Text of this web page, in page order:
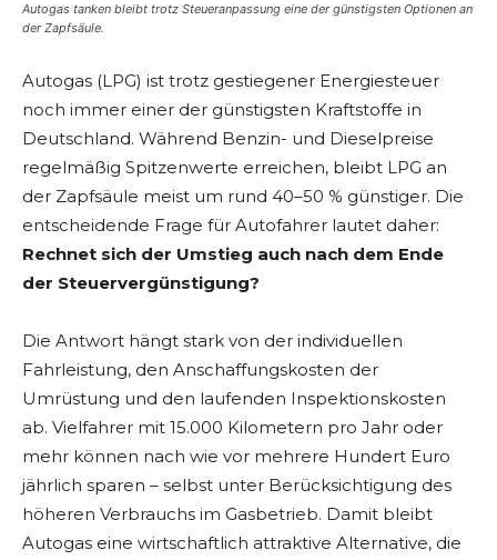
Autogas tanken bleibt trotz Steueranpassung eine der günstigsten Optionen an
der Zapfsäule.
Autogas (LPG) ist trotz gestiegener Energiesteuer
noch immer einer der günstigsten Kraftstoffe in
Deutschland. Während Benzin- und Dieselpreise
regelmäßig Spitzenwerte erreichen, bleibt LPG an
der Zapfsäule meist um rund 40–50 % günstiger. Die
entscheidende Frage für Autofahrer lautet daher:
Rechnet sich der Umstieg auch nach dem Ende
der Steuervergünstigung?
Die Antwort hängt stark von der individuellen
Fahrleistung, den Anschaffungskosten der
Umrüstung und den laufenden Inspektionskosten
ab. Vielfahrer mit 15.000 Kilometern pro Jahr oder
mehr können nach wie vor mehrere Hundert Euro
jährlich sparen – selbst unter Berücksichtigung des
höheren Verbrauchs im Gasbetrieb. Damit bleibt
Autogas eine wirtschaftlich attraktive Alternative, die